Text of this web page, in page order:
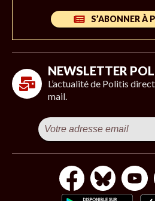
S’ABONNER À
NEWSLETTER
L’actualité de Politis
mail.